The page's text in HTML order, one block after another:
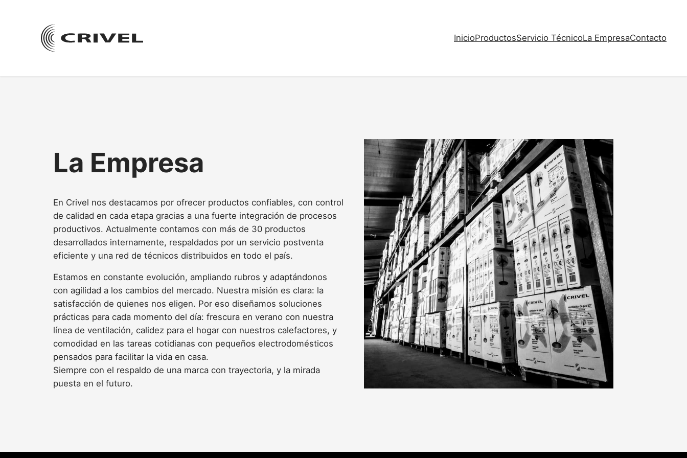
InicioProductosServicio TécnicoLa EmpresaContacto
La Empresa
En Crivel nos destacamos por ofrecer productos confiables, con control
de calidad en cada etapa gracias a una fuerte integración de procesos
productivos. Actualmente contamos con más de 30 productos
desarrollados internamente, respaldados por un servicio postventa
eficiente y una red de técnicos distribuidos en todo el país.
Estamos en constante evolución, ampliando rubros y adaptándonos
con agilidad a los cambios del mercado. Nuestra misión es clara: la
satisfacción de quienes nos eligen. Por eso diseñamos soluciones
prácticas para cada momento del día: frescura en verano con nuestra
línea de ventilación, calidez para el hogar con nuestros calefactores, y
comodidad en las tareas cotidianas con pequeños electrodomésticos
pensados para facilitar la vida en casa.
Siempre con el respaldo de una marca con trayectoria, y la mirada
puesta en el futuro.